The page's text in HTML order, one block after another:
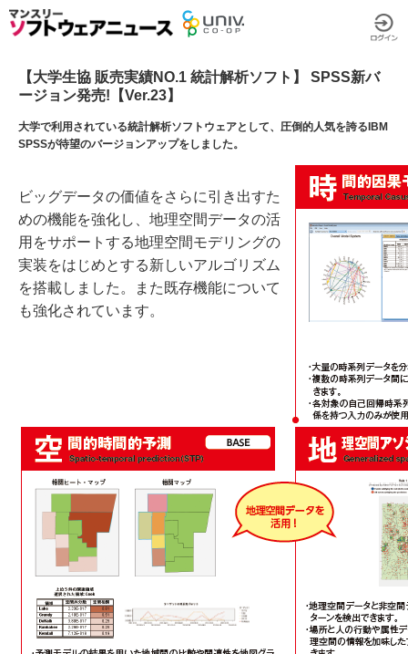
【大学生協 販売実績NO.1 統計解析ソフト】 SPSS新バ
ージョン発売!【Ver.23】
大学で利用されている統計解析ソフトウェアとして、圧倒的人気を誇るIBM
SPSSが待望のバージョンアップをしました。
ビッグデータの価値をさらに引き出すた
めの機能を強化し、地理空間データの活
用をサポートする地理空間モデリングの
実装をはじめとする新しいアルゴリズム
を搭載しました。また既存機能について
も強化されています。